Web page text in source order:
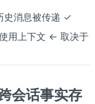
史消息被传递 ✓
用上下文 ← 取决于
会话事实存